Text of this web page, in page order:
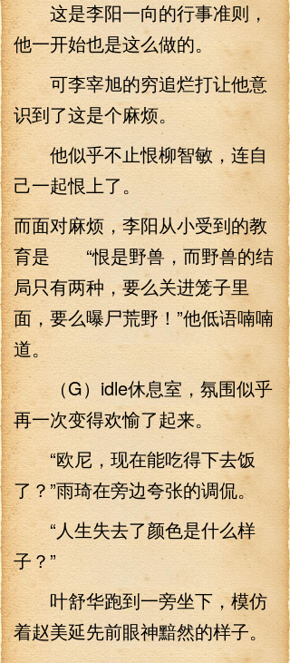
这是李阳一向的行事准则，
他一开始也是这么做的。
可李宰旭的穷追烂打让他意
识到了这是个麻烦。
他似乎不止恨柳智敏，连自
己一起恨上了。
而面对麻烦，李阳从小受到的教
育是 “恨是野兽，而野兽的结
局只有两种，要么关进笼子里
面，要么曝尸荒野！”他低语喃喃
道。
（G）idle休息室，氛围似乎
再一次变得欢愉了起来。
“欧尼，现在能吃得下去饭
了？”雨琦在旁边夸张的调侃。
“人生失去了颜色是什么样
子？”
叶舒华跑到一旁坐下，模仿
着赵美延先前眼神黯然的样子。